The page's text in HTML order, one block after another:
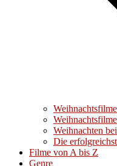
Weihnachten
Die
Filme von A bis Z
Genre